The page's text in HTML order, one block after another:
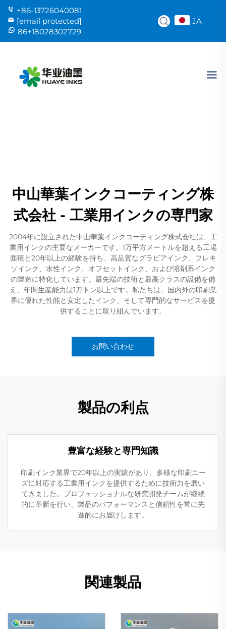
+86-13726040081
[email protected]
86+18028302729
JA
中山華葉インクコーティング株
式会社 - 工業用インクの専門家
2004年に設立された中山華葉インクコーティング株式会社は、工
業用インクの主要なメーカーです。1万平方メートルを超える工場
面積と20年以上の経験を持ち、高品質なグラビアインク、フレキ
ソインク、水性インク、オフセットインク、および溶剤系インク
の製造に特化しています。最先端の技術と最高クラスの設備を備
え、年間生産能力は1万トン以上です。私たちは、国内外の印刷業
界に優れた性能と安定したインク、そして専門的なサービスを提
供することに取り組んでいます。
お問い合わせ
製品の利点
豊富な経験と専門知識
印刷インク業界で20年以上の実績があり、多様な印刷ニー
ズに対応する工業用インクを提供するために技術力を磨い
てきました。プロフェッショナルな研究開発チームが継続
的に革新を行い、製品のパフォーマンスと信頼性を常に先
進的にお届けします。
関連製品